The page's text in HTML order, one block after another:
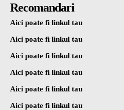
Recomandari
Aici poate fi linkul tau
Aici poate fi linkul tau
Aici poate fi linkul tau
Aici poate fi linkul tau
Aici poate fi linkul tau
Aici poate fi linkul tau